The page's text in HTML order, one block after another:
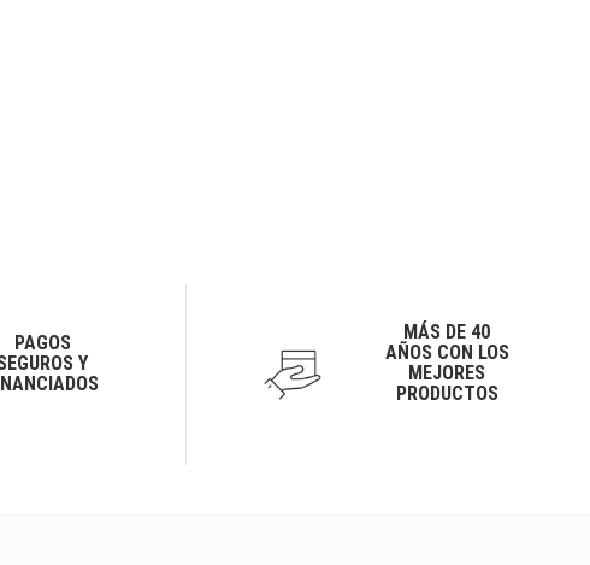
PAGOS
Y
MÁS DE 40
AÑOS CON LOS
MEJORES
PRODUCTOS